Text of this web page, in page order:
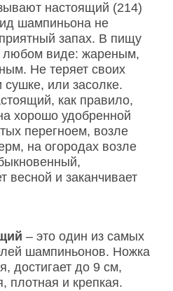
настоящий (214)
шампиньона не
запах. В пищу
любом виде: жареным,
Не теряет своих
сушке, или засолке.
как правило,
хорошо удобренной
перегноем, возле
на огородах возле
весной и заканчивает
– это один из самых
шампиньонов. Ножка
достигает до 9 см,
плотная и крепкая.